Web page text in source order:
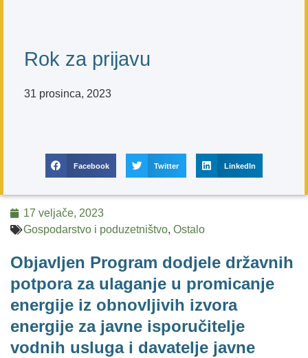
Rok za prijavu
31 prosinca, 2023
Facebook Twitter LinkedIn
17 veljače, 2023
Gospodarstvo i poduzetništvo, Ostalo
Objavljen Program dodjele državnih
potpora za ulaganje u promicanje
energije iz obnovljivih izvora
energije za javne isporučitelje
vodnih usluga i davatelje javne